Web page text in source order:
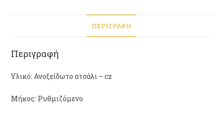
ΠΕΡΙΓΡΑΦΉ
Περιγραφή
Υλικό: Ανοξείδωτο ατσάλι – cz
Μήκος: Ρυθμιζόμενο